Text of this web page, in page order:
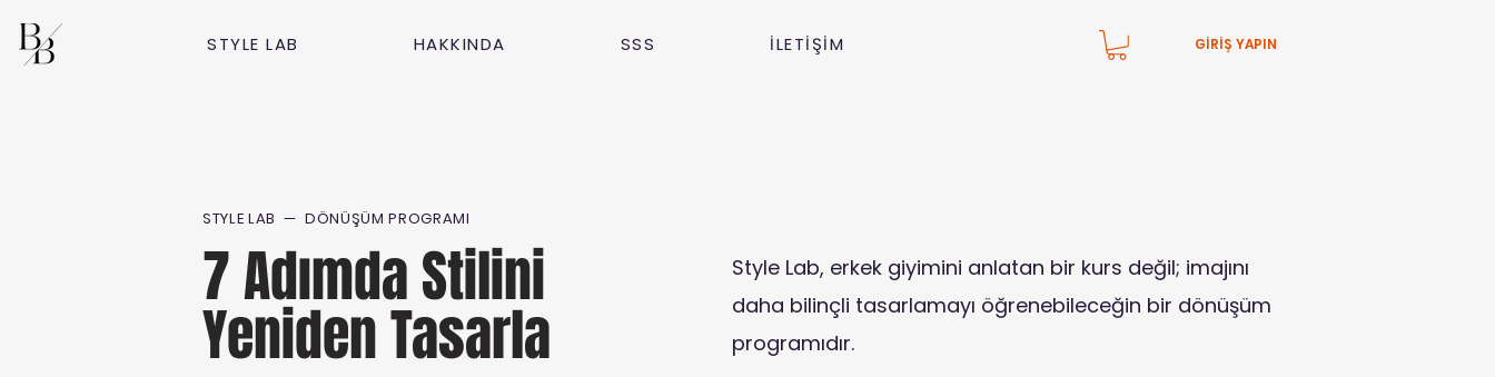
STYLE LAB HAKKINDA SSS İLETİŞİM GİRİŞ YAPIN
STYLE LAB — DÖNÜŞÜM PROGRAMI
7 Adımda Stilini
Yeniden Tasarla
Style Lab, erkek giyimini anlatan bir kurs değil; imajını
daha bilinçli tasarlamayı öğrenebileceğin bir dönüşüm
programıdır.